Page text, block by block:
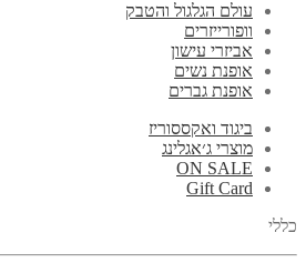
עולם הגלגול והטבק
וופורייזרים
אביזרי עישון
אופנת נשים
אופנת גברים
ביגוד ואקססוריז
מוצרי ג׳אגלינג
ON SALE
Gift Card
כללי